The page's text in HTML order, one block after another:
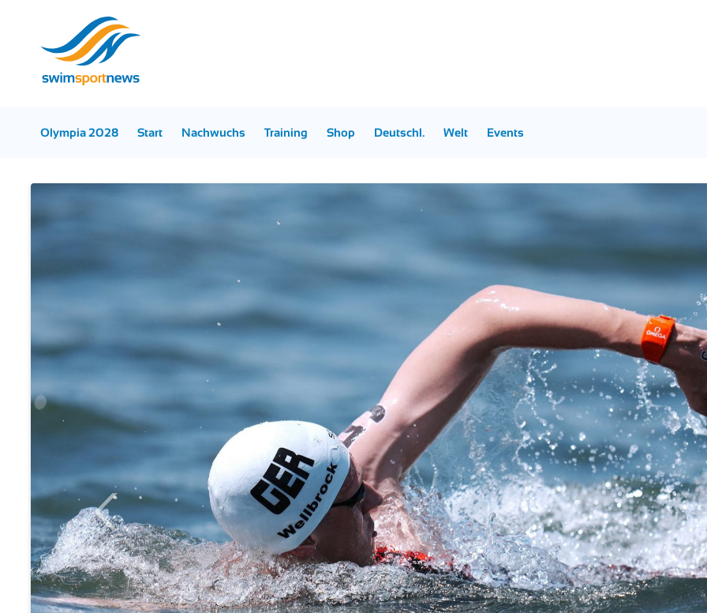
Olympia 2028 Start Nachwuchs Training Shop Deutschl. Welt Events
Previous